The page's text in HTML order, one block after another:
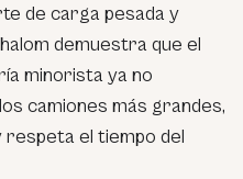
de carga pesada y
demuestra que el
minorista ya no
camiones más grandes,
respeta el tiempo del